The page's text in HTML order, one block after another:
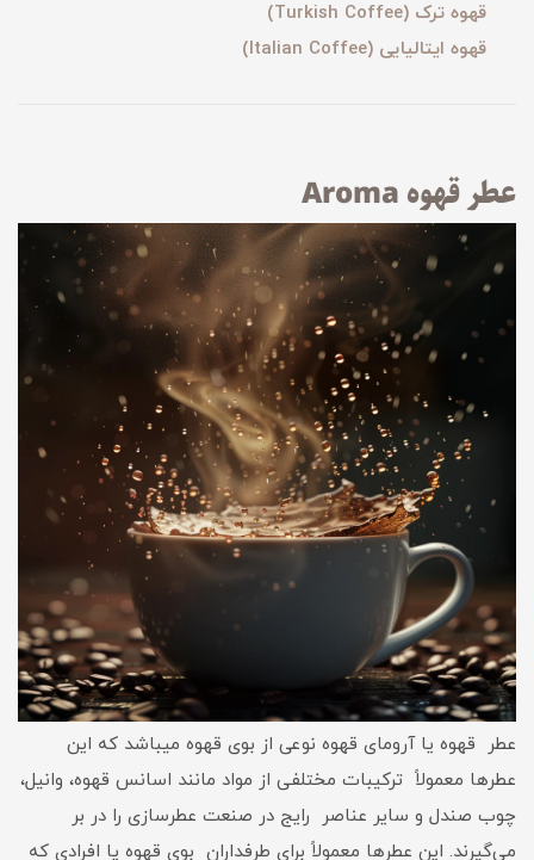
قهوه ترک (Turkish Coffee)
قهوه ایتالیایی (Italian Coffee)
عطر قهوه Aroma
عطر قهوه یا آرومای قهوه نوعی از بوی قهوه میباشد که این
عطرها معمولاً ترکیبات مختلفی از مواد مانند اسانس قهوه، وانیل،
چوب صندل و سایر عناصر رایج در صنعت عطرسازی را در بر
می‌گیرند. این عطرها معمولاً برای طرفداران بوی قهوه یا افرادی که